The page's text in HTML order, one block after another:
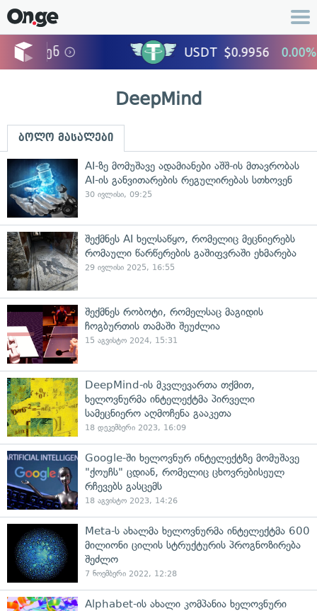
DeepMind
ბოლო მასალები
AI-ზე მომუშავე ადამიანები აშშ-ის მთავრობას
AI-ის განვითარების რეგულირებას სთხოვენ
30 ივლისი, 09:25
შექმნეს AI ხელსაწყო, რომელიც მეცნიერებს
რომაული წარწერების გაშიფვრაში ეხმარება
29 ივლისი 2025, 16:55
შექმნეს რობოტი, რომელსაც მაგიდის
ჩოგბურთის თამაში შეუძლია
15 აგვისტო 2024, 15:31
DeepMind-ის მკვლევართა თქმით,
ხელოვნურმა ინტელექტმა პირველი
სამეცნიერო აღმოჩენა გააკეთა
18 დეკემბერი 2023, 16:09
Google-ში ხელოვნურ ინტელექტზე მომუშავე
"ქოუჩს" ცდიან, რომელიც ცხოვრებისეულ
რჩევებს გასცემს
18 აგვისტო 2023, 14:26
Meta-ს ახალმა ხელოვნურმა ინტელექტმა 600
მილიონი ცილის სტრუქტურის პროგნოზირება
შეძლო
7 ნოემბერი 2022, 12:28
Alphabet-ის ახალი კომპანია ხელოვნური